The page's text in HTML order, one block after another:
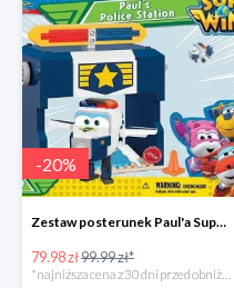
-20%
Zestaw posterunek Paul'a Super Wings w super cenie
79.98 zł99.99 zł*